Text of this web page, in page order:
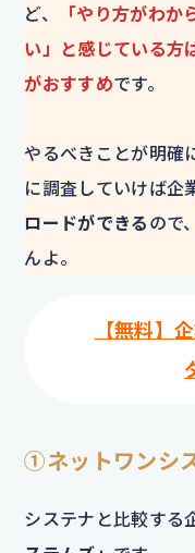
ど、
「やり方がわ
い」と感じている方
がおすすめです。
やるべきことが明確
に調査していけば企
ロードができる ので
んよ。
【無料】
①ネットワンシ
システナと比較する